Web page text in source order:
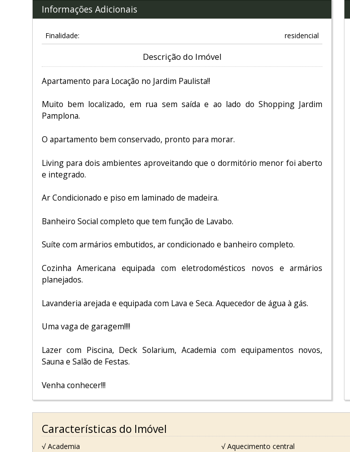
Informações Adicionais
Finalidade: residencial
Descrição do Imóvel
Apartamento para Locação no Jardim Paulista!!
Muito bem localizado, em rua sem saída e ao lado do Shopping Jardim
Pamplona.
O apartamento bem conservado, pronto para morar.
Living para dois ambientes aproveitando que o dormitório menor foi aberto
e integrado.
Ar Condicionado e piso em laminado de madeira.
Banheiro Social completo que tem função de Lavabo.
Suíte com armários embutidos, ar condicionado e banheiro completo.
Cozinha Americana equipada com eletrodomésticos novos e armários
planejados.
Lavanderia arejada e equipada com Lava e Seca. Aquecedor de água à gás.
Uma vaga de garagem!!!!
Lazer com Piscina, Deck Solarium, Academia com equipamentos novos,
Sauna e Salão de Festas.
Venha conhecer!!!
Características do Imóvel
√ Academia √ Aquecimento central